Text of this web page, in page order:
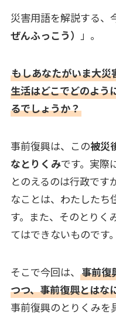
災害用語を解説する、
ぜんふっこう） 」。
もしあなたがいま大災
生活はどこでどのよう
るでしょうか？
事前復興は、この被災
なとりくみです。実際
とのえるのは行政です
なことは、わたしたち
す。また、そのとりく
てはできないものです。
そこで今回は、 事前復
つつ、事前復興とはな
事前復興のとりくみを